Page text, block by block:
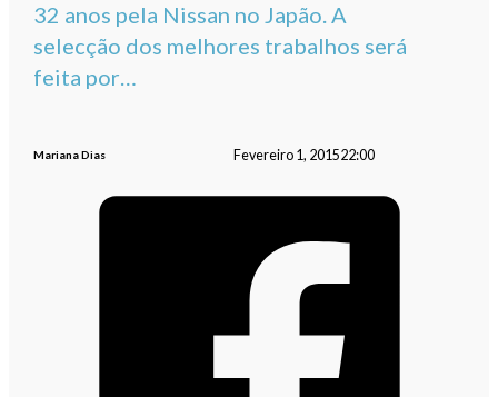
32 anos pela Nissan no Japão. A
selecção dos melhores trabalhos será
feita por…
Mariana Dias Fevereiro 1, 201522:00